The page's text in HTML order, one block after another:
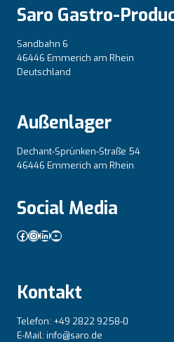
Saro Gastro-
Sandbahn 6
46446 Emmerich am Rhein
Deutschland
Außenlager
Dechant-Sprünken-Straße 54
46446 Emmerich am Rhein
Social Media
Facebook
Instagram
LinkedIn
YouTube
Kontakt
Telefon: +49 2822 9258-0
E-Mail: info@saro.de